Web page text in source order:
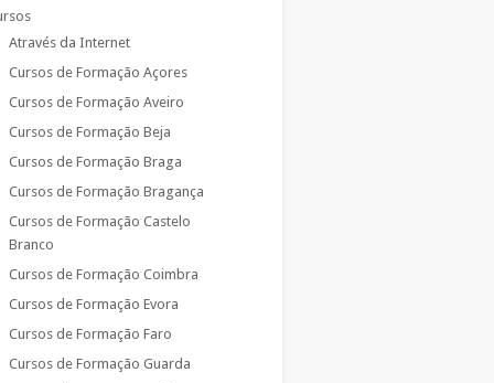
Através da Internet
Cursos de Formação Açores
Cursos de Formação Aveiro
Cursos de Formação Beja
Cursos de Formação Braga
Cursos de Formação Bragança
Cursos de Formação Castelo
Branco
Cursos de Formação Coimbra
Cursos de Formação Evora
Cursos de Formação Faro
Cursos de Formação Guarda